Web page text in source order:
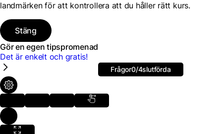
landmärken för att kontrollera att du håller rätt kurs.
Stäng
Gör en egen tipspromenad
Det är enkelt och gratis!
Frågor0/4slutförda